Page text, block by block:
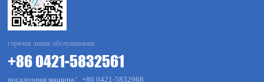
горячая линия обслуживания
+86 0421-5832561
посадочная машина：+86 0421-5832968